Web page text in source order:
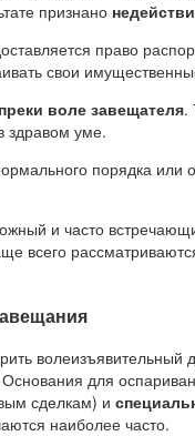
признано
право
свои
воле завещателя.
здравом уме.
порядка или
и часто
всего
Основания для
сделкам) и
наиболее часто.